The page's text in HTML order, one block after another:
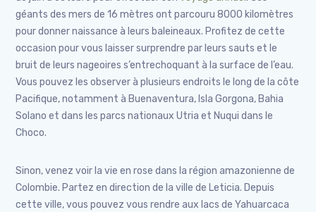
géants des mers de 16 mètres ont parcouru 8000 kilomètres
pour donner naissance à leurs baleineaux. Profitez de cette
occasion pour vous laisser surprendre par leurs sauts et le
bruit de leurs nageoires s’entrechoquant à la surface de l’eau.
Vous pouvez les observer à plusieurs endroits le long de la côte
Pacifique, notamment à Buenaventura, Isla Gorgona, Bahia
Solano et dans les parcs nationaux Utria et Nuqui dans le
Choco.
Sinon, venez voir la vie en rose dans la région amazonienne de
Colombie. Partez en direction de la ville de Leticia. Depuis
cette ville, vous pouvez vous rendre aux lacs de Yahuarcaca